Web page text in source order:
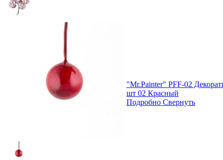
"Mr.Painter" PFF-02
шт 02 Красный
Подробно Свернуть